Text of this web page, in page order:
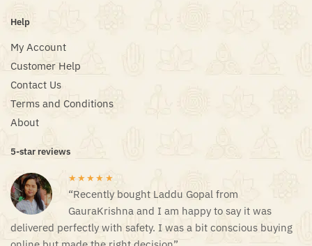
Help
My Account
Customer Help
Contact Us
Terms and Conditions
About
5-star reviews
★★★★★
“Recently bought Laddu Gopal from
GauraKrishna and I am happy to say it was
delivered perfectly with safety. I was a bit conscious buying